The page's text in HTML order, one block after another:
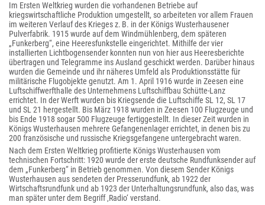
Im Ersten Weltkrieg wurden die vorhandenen Betriebe auf
kriegswirtschaftliche Produktion umgestellt, so arbeiteten vor allem Frauen
im weiteren Verlauf des Krieges z. B. in der Königs Wusterhausener
Pulverfabrik. 1915 wurde auf dem Windmühlenberg, dem späteren
„Funkerberg“, eine Heeresfunkstelle eingerichtet. Mithilfe der vier
installierten Lichtbogensender konnten nun von hier aus Heeresberichte
übertragen und Telegramme ins Ausland geschickt werden. Darüber hinaus
wurden die Gemeinde und ihr näheres Umfeld als Produktionsstätte für
militärische Flugobjekte genutzt. Am 1. April 1916 wurde in Zeesen eine
Luftschiffwerfthalle des Unternehmens Luftschiffbau Schütte-Lanz
errichtet. In der Werft wurden bis Kriegsende die Luftschiffe SL 12, SL 17
und SL 21 hergestellt. Bis März 1918 wurden in Zeesen 100 Flugzeuge und
bis Ende 1918 sogar 500 Flugzeuge fertiggestellt. In dieser Zeit wurden in
Königs Wusterhausen mehrere Gefangenenlager errichtet, in denen bis zu
200 französische und russische Kriegsgefangene untergebracht waren.
Nach dem Ersten Weltkrieg profitierte Königs Wusterhausen vom
technischen Fortschritt: 1920 wurde der erste deutsche Rundfunksender auf
dem „Funkerberg“ in Betrieb genommen. Von diesem Sender Königs
Wusterhausen aus sendeten der Presserundfunk, ab 1922 der
Wirtschaftsrundfunk und ab 1923 der Unterhaltungsrundfunk, also das, was
man später unter dem Begriff ‚Radio‘ verstand.